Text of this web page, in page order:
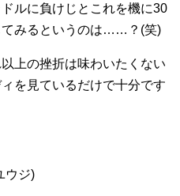
ルに負けじとこれを機に30
てみるというのは……？(笑)
上の挫折は味わいたくない
を見ているだけで十分です
ウジ)